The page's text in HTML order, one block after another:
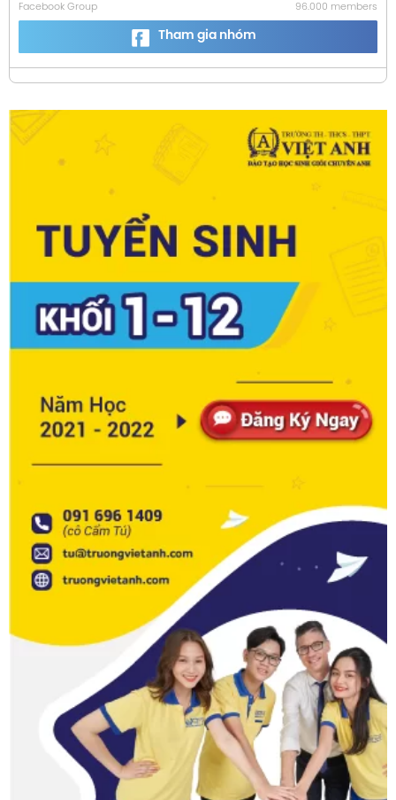
Facebook Group 96.000 members
Tham gia nhóm